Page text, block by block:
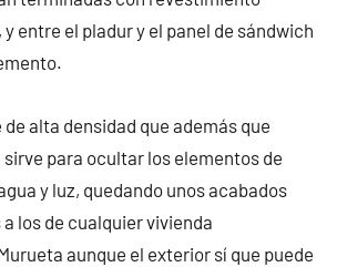
entre el pladur y el panel de sándwich
alta densidad que además que
sirve para ocultar los elementos de
y luz, quedando unos acabados
los de cualquier vivienda
aunque el exterior sí que puede